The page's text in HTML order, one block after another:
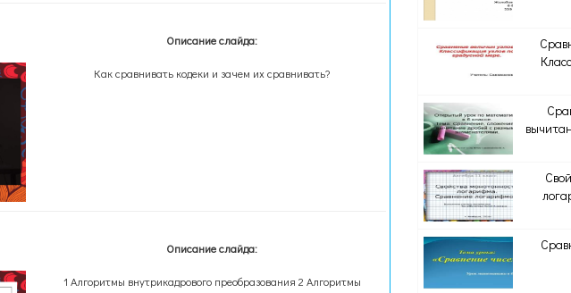
Описание слайда:
Как сравнивать кодеки и зачем их сравнивать?
Описание слайда:
1 Алгоритмы внутрикадрового преобразования 2 Алгоритмы